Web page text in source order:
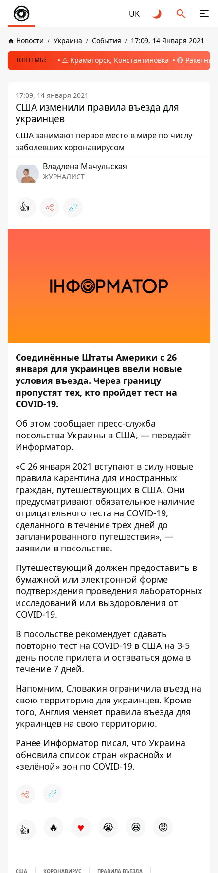
UK
Новости Украина События 17:09, 14 Января 2021
ТОПТЕМЫ: ⚠️ Краматорск, Константиновка 🔴
17:09, 14 января 2021
США изменили правила въезда для
украинцев
США занимают первое место в мире по числу
заболевших коронавирусом
Владлена Мачульская
ЖУРНАЛИСТ
👍
Соединённые Штаты Америки с 26
января для украинцев ввели новые
условия въезда. Через границу
пропустят тех, кто пройдет тест на
COVID-19.
Об этом сообщает пресс-служба
посольства Украины в США, — передаёт
Информатор.
«С 26 января 2021 вступают в силу новые
правила карантина для иностранных
граждан, путешествующих в США. Они
предусматривают обязательное наличие
отрицательного теста на COVID-19,
сделанного в течение трёх дней до
запланированного путешествия», —
заявили в посольстве.
Путешествующий должен предоставить в
бумажной или электронной форме
подтверждения проведения лабораторных
исследований или выздоровления от
COVID-19.
В посольстве рекомендует сдавать
повторно тест на COVID-19 в США на 3-5
день после прилета и оставаться дома в
течение 7 дней.
Напомним, Словакия ограничила въезд на
свою территорию для украинцев. Кроме
того, Англия меняет правила въезда для
украинцев на свою территорию.
Ранее Информатор писал, что Украина
обновила список стран «красной» и
«зелёной» зон по COVID-19.
👍 🔥 ♥ 😭 😆 😡
США КОРОНАВИРУС ПРАВИЛА ВЪЕЗДА